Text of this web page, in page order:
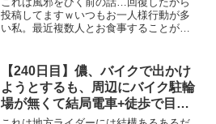
投稿してますｗいつもお一人様行動が多
い私。最近複数人とお食事することが増
けど、みんなで食べるオシャレなランチ
もいいもんだと思えてき...
【240日目】儂、バイクで出かけ
ようとするも、周辺にバイク駐輪
場が無くて結局電車+徒歩で目的
地に行く。